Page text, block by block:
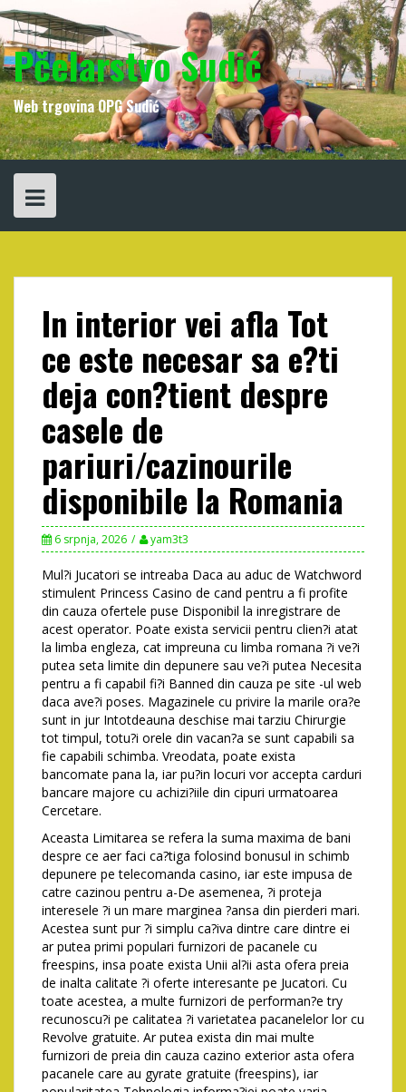
Skip
to
content
Pčelarstvo Sudić
Web trgovina OPG Sudić
In interior vei afla Tot
ce este necesar sa e?ti
deja con?tient despre
casele de
pariuri/cazinourile
disponibile la Romania
6 srpnja, 2026 yam3t3
Mul?i Jucatori se intreaba Daca au aduc de Watchword
stimulent Princess Casino de cand pentru a fi profite
din cauza ofertele puse Disponibil la inregistrare de
acest operator. Poate exista servicii pentru clien?i atat
la limba engleza, cat impreuna cu limba romana ?i ve?i
putea seta limite din depunere sau ve?i putea Necesita
pentru a fi capabil fi?i Banned din cauza pe site -ul web
daca ave?i poses. Magazinele cu privire la marile ora?e
sunt in jur Intotdeauna deschise mai tarziu Chirurgie
tot timpul, totu?i orele din vacan?a se sunt capabili sa
fie capabili schimba. Vreodata, poate exista
bancomate pana la, iar pu?in locuri vor accepta carduri
bancare majore cu achizi?iile din cipuri urmatoarea
Cercetare.
Aceasta Limitarea se refera la suma maxima de bani
despre ce aer faci ca?tiga folosind bonusul in schimb
depunere pe telecomanda casino, iar este impusa de
catre cazinou pentru a-De asemenea, ?i proteja
interesele ?i un mare marginea ?ansa din pierderi mari.
Acestea sunt pur ?i simplu ca?iva dintre care dintre ei
ar putea primi populari furnizori de pacanele cu
freespins, insa poate exista Unii al?ii asta ofera preia
de inalta calitate ?i oferte interesante pe Jucatori. Cu
toate acestea, a multe furnizori de performan?e try
recunoscu?i pe calitatea ?i varietatea pacanelelor lor cu
Revolve gratuite. Ar putea exista din mai multe
furnizori de preia din cauza cazino exterior asta ofera
pacanele care au gyrate gratuite (freespins), iar